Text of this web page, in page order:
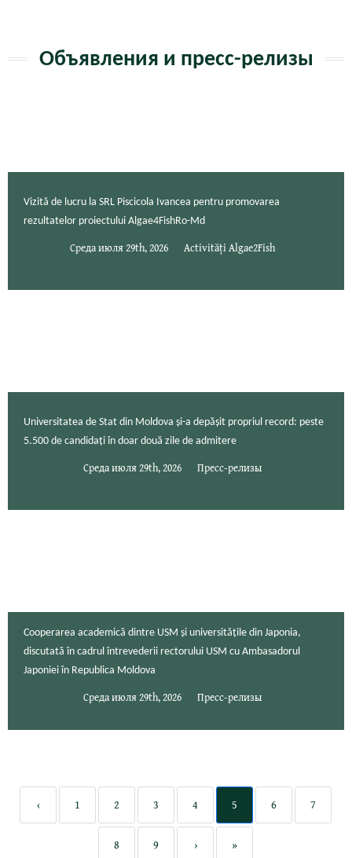
Объявления и пресс-релизы
Vizită de lucru la SRL Piscicola Ivancea pentru promovarea
rezultatelor proiectului Algae4FishRo-Md
Среда июля 29th, 2026 Activități Algae2Fish
Universitatea de Stat din Moldova și-a depășit propriul record: peste
5.500 de candidați în doar două zile de admitere
Среда июля 29th, 2026 Пресс-релизы
Cooperarea academică dintre USM și universitățile din Japonia,
discutată în cadrul întrevederii rectorului USM cu Ambasadorul
Japoniei în Republica Moldova
Среда июля 29th, 2026 Пресс-релизы
‹ 1 2 3 4 5 6 7
8 9 › »